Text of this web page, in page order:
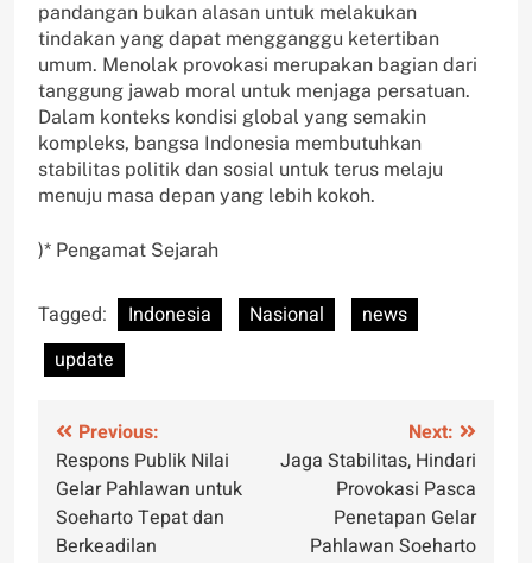
pandangan bukan alasan untuk melakukan
tindakan yang dapat mengganggu ketertiban
umum. Menolak provokasi merupakan bagian dari
tanggung jawab moral untuk menjaga persatuan.
Dalam konteks kondisi global yang semakin
kompleks, bangsa Indonesia membutuhkan
stabilitas politik dan sosial untuk terus melaju
menuju masa depan yang lebih kokoh.
)* Pengamat Sejarah
Tagged: Indonesia Nasional
news
update
Post
navigation
Previous:
Respons Publik Nilai
Gelar Pahlawan untuk
Soeharto Tepat dan
Berkeadilan
Next:
Jaga Stabilitas, Hindari
Provokasi Pasca
Penetapan Gelar
Pahlawan Soeharto